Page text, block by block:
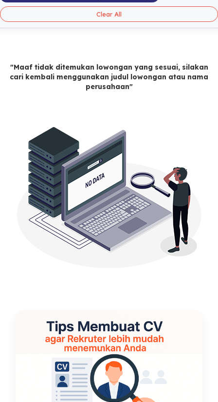
Clear All
"Maaf tidak ditemukan lowongan yang sesuai, silakan
cari kembali menggunakan judul lowongan atau nama
perusahaan"